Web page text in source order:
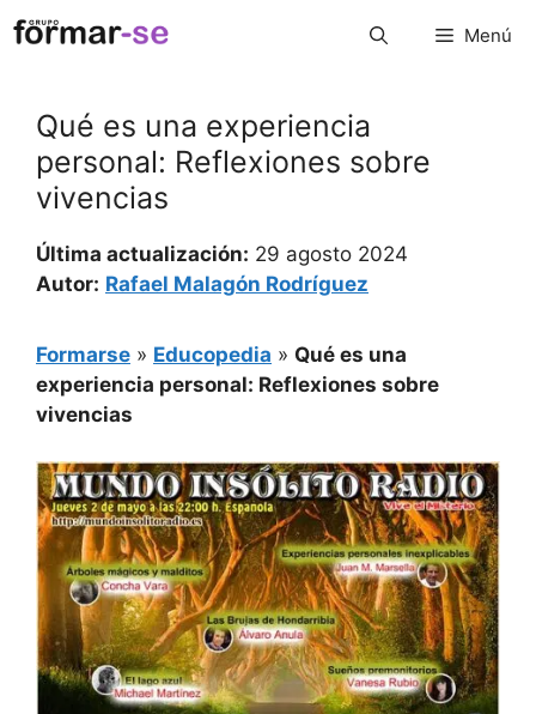
Saltar
al
Menú
Qué es una experiencia
personal: Reflexiones sobre
vivencias
Última actualización: 29 agosto 2024
Autor: Rafael Malagón Rodríguez
Formarse » Educopedia » Qué es una
experiencia personal: Reflexiones sobre
vivencias